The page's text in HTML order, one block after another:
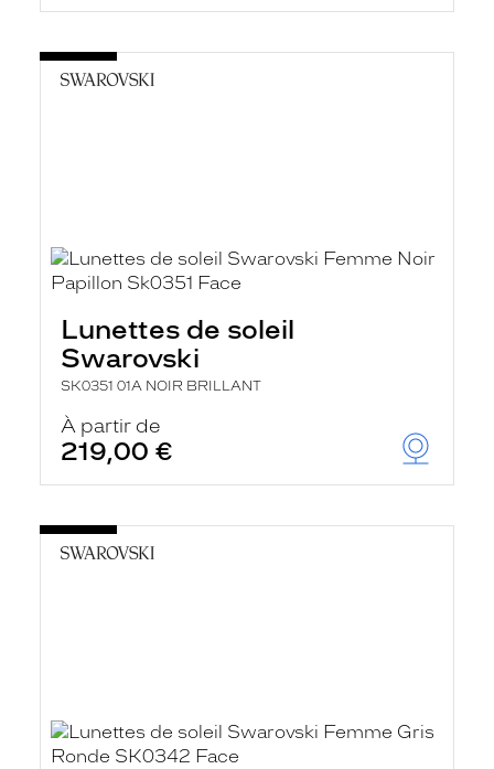
Lunettes de soleil
Swarovski
SK0351 01A NOIR BRILLANT
À partir de
219,00 €